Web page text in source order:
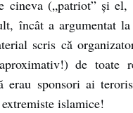
cineva („patriot” și el,
încât a argumentat
scris că
de toate
erau sponsori ai
islamice!